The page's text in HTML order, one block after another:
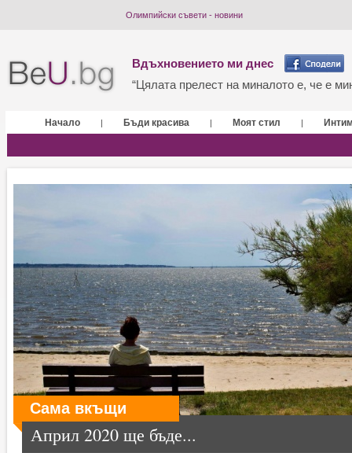
Олимпийски съвети - новини
Вдъхновението ми днес
“Цялата прелест на миналото е, че е
Начало | Бъди красива | Моят стил |
Сама вкъщи
Април 2020 ще бъде...